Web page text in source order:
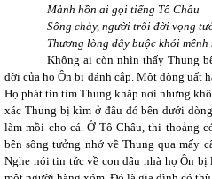
Mảnh hồn ai gọi tiếng Tô Châu
Sông chảy, người trôi đời vọng
Thương lòng dây buộc khói mênh
Không ai còn nhìn thấy Thung
đời của họ Ôn bị đánh cắp. Một dòng uất
Họ phát tin tìm Thung khắp nơi nhưng
xác Thung bị kìm ở đâu đó bên dưới
làm mồi cho cá. Ở Tô Châu, thi thoảng
bên sông tưởng nhớ về Thung qua mấy
Nghe nói tin tức về con dâu nhà họ Ôn